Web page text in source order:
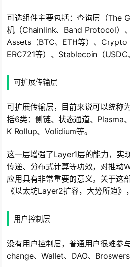
可选组件主要包括：查询层（The
机（Chainlink、Band Protocol）
Assets（BTC、ETH等）、Crypto
ERC721等）、Stablecoin（USDC
可扩展传输层
可扩展传输层，目前来说可以统称
括6类：侧链、状态通道、Plasma
K Rollup、Volidium等。
这一层增强了Layer1层的能力，实
传递、分布式计算等功效，对推动
应用具有非常重要的意义。关于这
《以太坊Layer2扩容，大势所趋》
用户控制层
没有用户控制层，普通用户很难参
change、Wallet、DAO、Broswers